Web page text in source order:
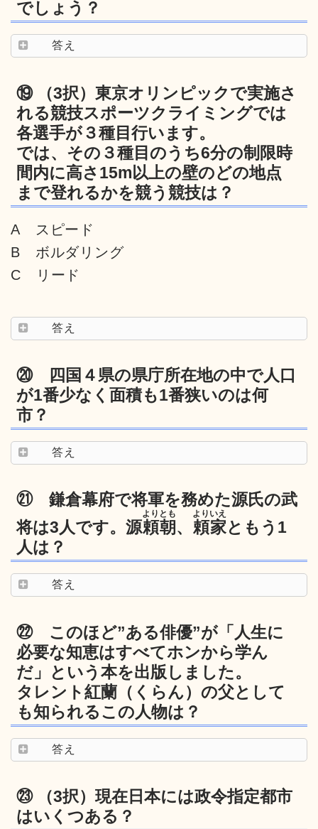
でしょう？
答え
⑲ （3択）東京オリンピックで実施さ
れる競技スポーツクライミングでは
各選手が３種目行います。
では、その３種目のうち6分の制限時
間内に高さ15m以上の壁のどの地点
まで登れるかを競う競技は？
A スピード
B ボルダリング
C リード
答え
⑳ 四国４県の県庁所在地の中で人口
が1番少なく面積も1番狭いのは何
市？
答え
㉑ 鎌倉幕府で将軍を務めた源氏の武
将は3人です。源頼朝
よりとも
、 頼家
よりいえ
ともう1
人は？
答え
㉒ このほど”ある俳優”が「人生に
必要な知恵はすべてホンから学ん
だ」という本を出版しました。
タレント紅蘭（くらん）の父として
も知られるこの人物は？
答え
㉓ （3択）現在日本には政令指定都市
はいくつある？